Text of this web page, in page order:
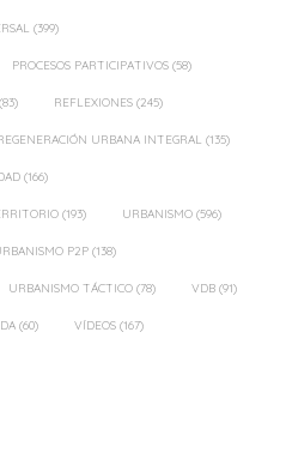
(399)
PROCESOS PARTICIPATIVOS (58)
(83) REFLEXIONES (245)
URBANA INTEGRAL (135)
(166)
(193) URBANISMO (596)
P2P (138)
URBANISMO TÁCTICO (78) VDB (91)
(60) VÍDEOS (167)